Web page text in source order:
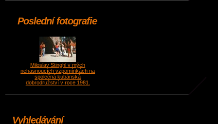
Poslední fotografie
Miloslav Stinghl v mých
nehasnoucích vzpomínkách na
společná kubánská
dobrodružství v roce 1981.
Vyhledávání